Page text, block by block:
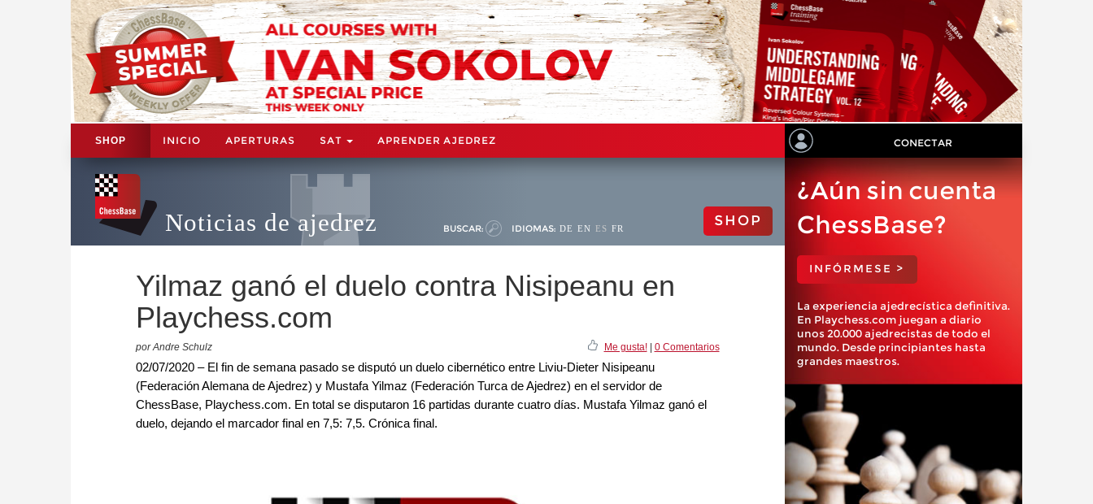
SHOP INICIO APERTURAS SAT APRENDER AJEDREZ CONECTAR
Noticias de ajedrez BUSCAR: IDIOMAS: DE EN ES FR SHOP
Yilmaz ganó el duelo contra Nisipeanu en
Playchess.com
por Andre Schulz Me gusta!| 0 Comentarios
02/07/2020 – El fin de semana pasado se disputó un duelo cibernético entre Liviu-Dieter Nisipeanu
(Federación Alemana de Ajedrez) y Mustafa Yilmaz (Federación Turca de Ajedrez) en el servidor de
ChessBase, Playchess.com. En total se disputaron 16 partidas durante cuatro días. Mustafa Yilmaz ganó el
duelo, dejando el marcador final en 7,5: 7,5. Crónica final.
¿Aún sin cuenta
ChessBase?
INFÓRMESE >
La experiencia ajedrecística definitiva.
En Playchess.com juegan a diario
unos 20.000 ajedrecistas de todo el
mundo. Desde principiantes hasta
grandes maestros.